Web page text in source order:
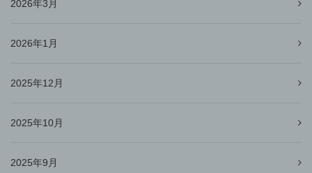
2026年3月
2026年1月
2025年12月
2025年10月
2025年9月